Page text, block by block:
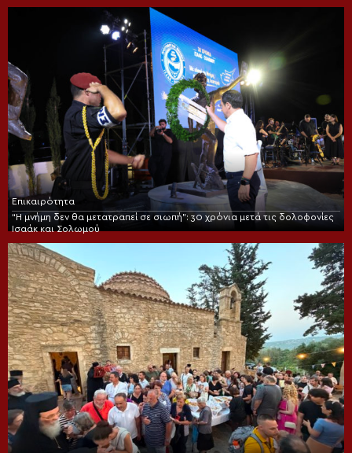
Επικαιρότητα
“Η μνήμη δεν θα μετατραπεί σε σιωπή”: 30 χρόνια μετά τις δολοφονίες
Ισαάκ και Σολωμού